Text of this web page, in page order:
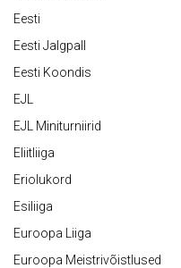
Eesti
Eesti Jalgpall
Eesti Koondis
EJL
EJL Miniturniirid
Eliitliiga
Eriolukord
Esiliiga
Euroopa Liiga
Euroopa Meistrivõistlused